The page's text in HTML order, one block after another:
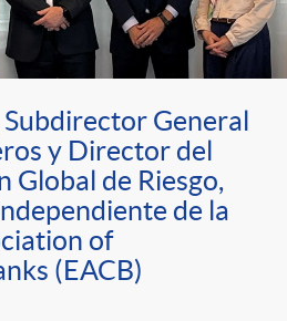
General
y Director del
Global de Riesgo,
de la
of
(EACB)